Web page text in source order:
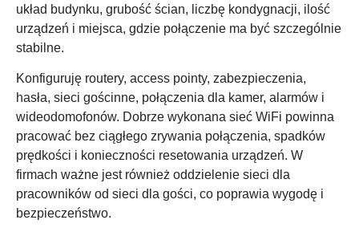
układ budynku, grubość ścian, liczbę kondygnacji, ilość
urządzeń i miejsca, gdzie połączenie ma być szczególnie
stabilne.
Konfiguruję routery, access pointy, zabezpieczenia,
hasła, sieci gościnne, połączenia dla kamer, alarmów i
wideodomofonów. Dobrze wykonana sieć WiFi powinna
pracować bez ciągłego zrywania połączenia, spadków
prędkości i konieczności resetowania urządzeń. W
firmach ważne jest również oddzielenie sieci dla
pracowników od sieci dla gości, co poprawia wygodę i
bezpieczeństwo.